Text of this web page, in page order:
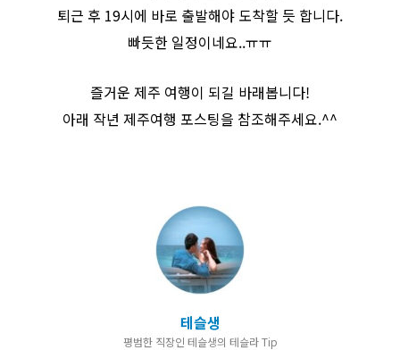
퇴근 후 19시에 바로 출발해야 도착할 듯 합니다.
​빠듯한 일정이네요..ㅠㅠ
​즐거운 제주 여행이 되길 바래봅니다!
​아래 작년 제주여행 포스팅을 참조해주세요.^^
테슬생
평범한 직장인 테슬생의 테슬라 Tip